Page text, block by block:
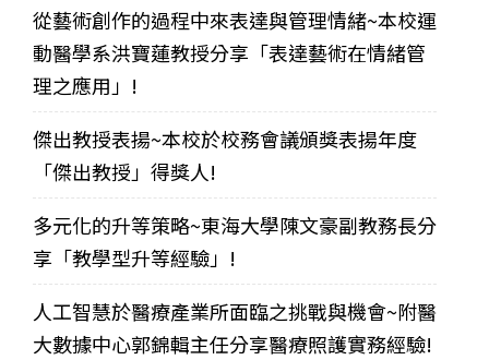
從藝術創作的過程中來表達與管理情緒~本校運
動醫學系洪寶蓮教授分享「表達藝術在情緒管
理之應用」!
傑出教授表揚~本校於校務會議頒獎表揚年度
「傑出教授」得獎人!
多元化的升等策略~東海大學陳文豪副教務長分
享「教學型升等經驗」!
人工智慧於醫療產業所面臨之挑戰與機會~附醫
大數據中心郭錦輯主任分享醫療照護實務經驗!